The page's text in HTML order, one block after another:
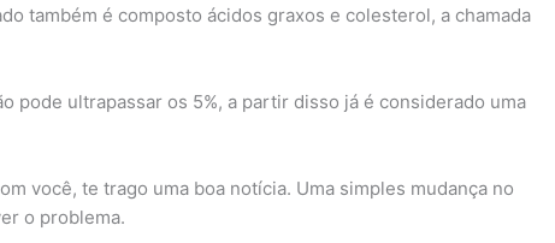
também é composto ácidos graxos e colesterol, a chamada
pode ultrapassar os 5%, a partir disso já é considerado uma
você, te trago uma boa notícia. Uma simples mudança no
o problema.